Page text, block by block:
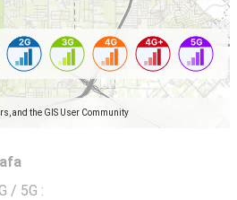
and the GIS User Community
/ 5G :